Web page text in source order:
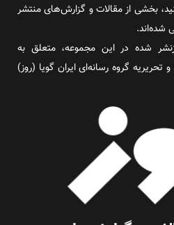
بخشی از مقالات و گزارش‌های منتشر
شده‌اند.
شده در این مجموعه، متعلق به
گروه رسانه‌ای ایران گویا (روز)